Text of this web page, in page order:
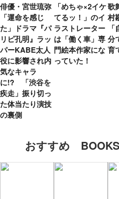
俳優・宮世琉弥
「運命を感じ
た」ドラマ『パ
リピ孔明』ラッ
パーKABE太人
役に影響され内
気なキャラ
に!? 「渋谷を
疾走」振り切っ
た体当たり演技
の裏側
「めちゃ×2イケ
てるッ！」のイ
ラストレーター
は「働く車」専
門絵本作家にな
っていた！
歌
村
分
育
おすすめ